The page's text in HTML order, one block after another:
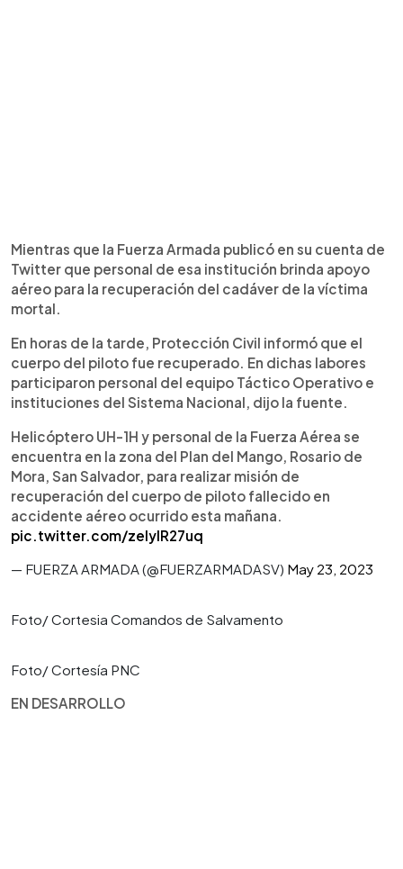
Mientras que la Fuerza Armada publicó en su cuenta de
Twitter que personal de esa institución brinda apoyo
aéreo para la recuperación del cadáver de la víctima
mortal.
En horas de la tarde, Protección Civil informó que el
cuerpo del piloto fue recuperado. En dichas labores
participaron personal del equipo Táctico Operativo e
instituciones del Sistema Nacional, dijo la fuente.
Helicóptero UH-1H y personal de la Fuerza Aérea se
encuentra en la zona del Plan del Mango, Rosario de
Mora, San Salvador, para realizar misión de
recuperación del cuerpo de piloto fallecido en
accidente aéreo ocurrido esta mañana.
pic.twitter.com/zeIyIR27uq
— FUERZA ARMADA (@FUERZARMADASV) May 23, 2023
Foto/ Cortesia Comandos de Salvamento
Foto/ Cortesía PNC
EN DESARROLLO